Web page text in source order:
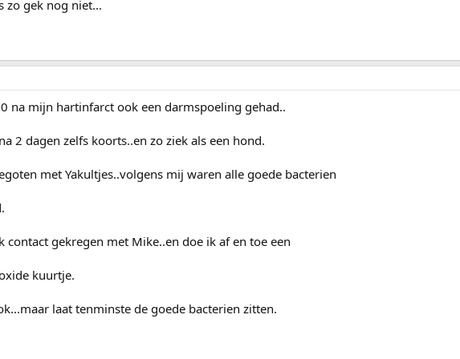
zo gek nog niet...
na mijn hartinfarct ook een darmspoeling gehad..
2 dagen zelfs koorts..en zo ziek als een hond.
met Yakultjes..volgens mij waren alle goede bacterien
contact gekregen met Mike..en doe ik af en toe een
kuurtje.
laat tenminste de goede bacterien zitten.